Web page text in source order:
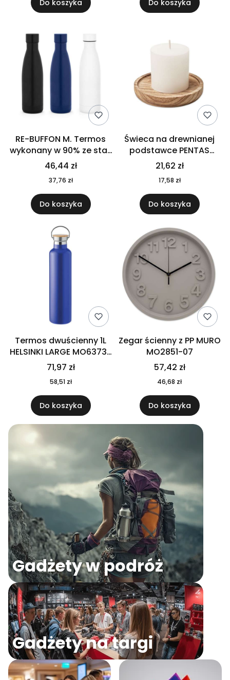
Do koszyka Do koszyka
RE-BUFFON M. Termos
wykonany w 90% ze stali
nierdzewnej
pochodzącej z
recyklingu 520 ml 94294
46,44 zł
37,76 zł
Do koszyka
Świeca na drewnianej
podstawce PENTAS
MO6282-40
21,62 zł
17,58 zł
Do koszyka
Termos dwuścienny 1L
HELSINKI LARGE MO6373-
04
71,97 zł
58,51 zł
Do koszyka
Zegar ścienny z PP MURO
MO2851-07
57,42 zł
46,68 zł
Do koszyka
Gadżety w podróż
Gadżety na targi